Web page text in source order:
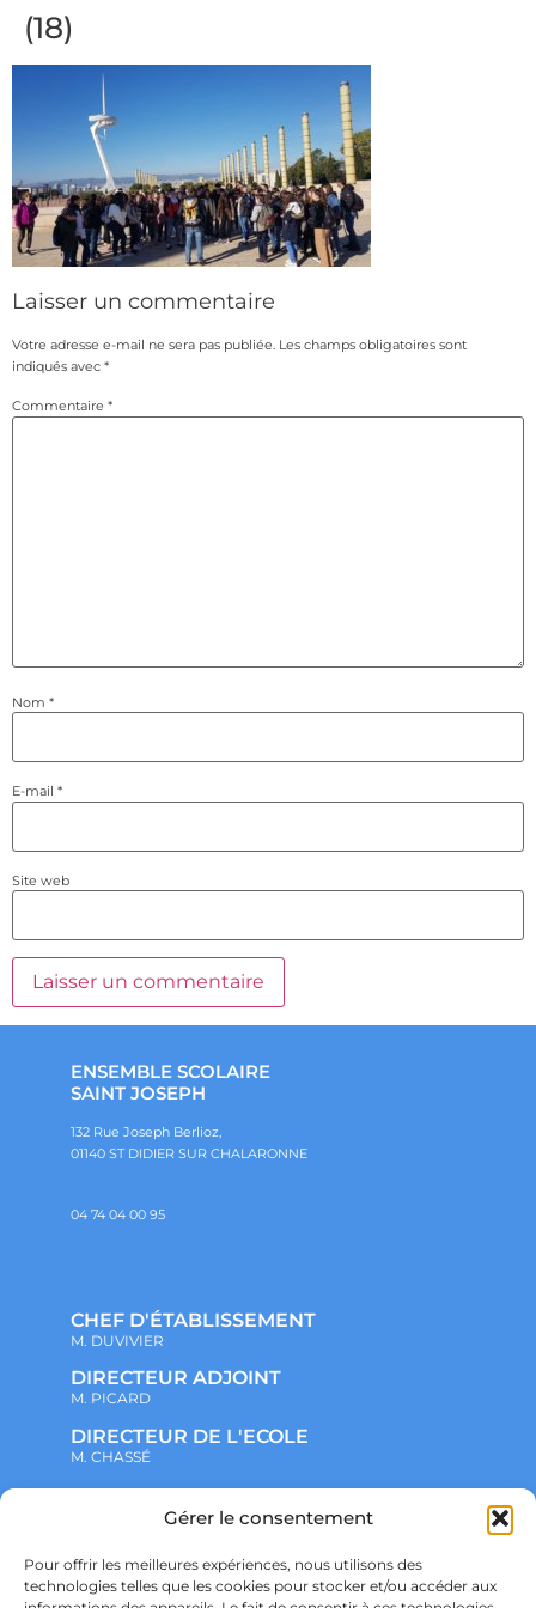
Gérer le consentement
Pour offrir les meilleures expériences, nous utilisons des
technologies telles que les cookies pour stocker et/ou accéder aux
(18)
Laisser un commentaire
Votre adresse e-mail ne sera pas publiée. Les champs obligatoires sont
indiqués avec *
Commentaire *
Nom *
E-mail *
Site web
ENSEMBLE SCOLAIRE
SAINT JOSEPH
132 Rue Joseph Berlioz,
01140 ST DIDIER SUR CHALARONNE
04 74 04 00 95
CHEF D'ÉTABLISSEMENT
M. DUVIVIER
DIRECTEUR ADJOINT
M. PICARD
DIRECTEUR DE L'ECOLE
M. CHASSÉ
NOTRE ENSEMBLE SCOLAIRE
ADMINISTRATIF
VIE ASSOCIATIVE
PARTENARIATS